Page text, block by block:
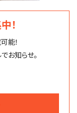
！
能！
お知らせ。